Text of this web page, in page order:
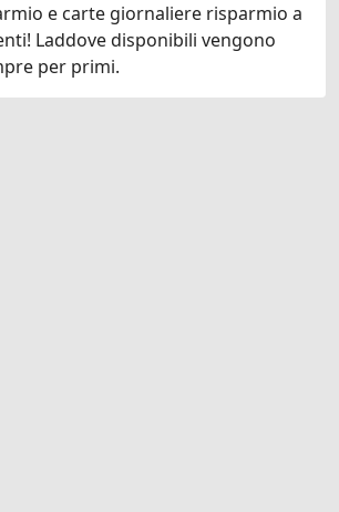
e carte giornaliere risparmio a
Laddove disponibili vengono
per primi.